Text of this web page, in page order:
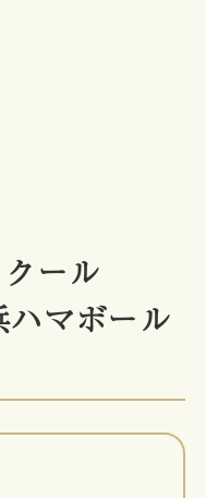
ール
ハマボール